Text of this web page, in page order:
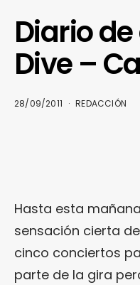
Diario
Dive –
28/09/2011 REDACCIÓN
Hasta esta
sensación cierta
cinco conciertos
parte de la gira